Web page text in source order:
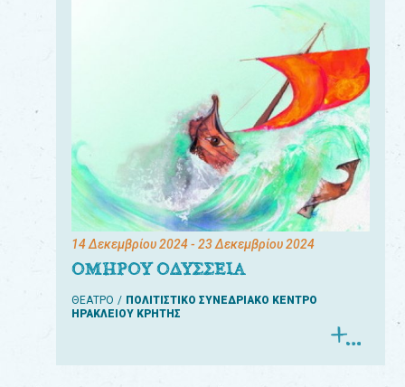
14 Δεκεμβρίου 2024- 23 Δεκεμβρίου 2024
ΟΜΗΡΟΥ ΟΔΥΣΣΕΙΑ
ΘΕΑΤΡΟ
ΠΟΛΙΤΙΣΤΙΚΟ ΣΥΝΕΔΡΙΑΚΟ ΚΕΝΤΡΟ
ΗΡΑΚΛΕΙΟΥ ΚΡΗΤΗΣ